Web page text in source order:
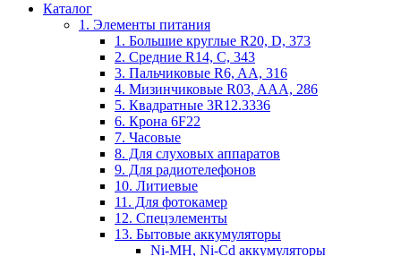
Каталог
1. Элементы питания
1. Большие круглые R20, D, 373
2. Средние R14, C, 343
3. Пальчиковые R6, AA, 316
4. Мизинчиковые R03, AAA, 286
5. Квадратные 3R12.3336
6. Крона 6F22
7. Часовые
8. Для слуховых аппаратов
9. Для радиотелефонов
10. Литиевые
11. Для фотокамер
12. Спецэлементы
13. Бытовые аккумуляторы
Ni-MH, Ni-Cd аккумуляторы